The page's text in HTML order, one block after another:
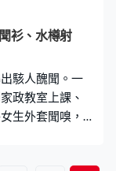
批院方安排惹
言聯合醫院正
值，但之後又
查
衫、水樽射
駭人醜聞。一
政教室上課、
生外套聞嗅，